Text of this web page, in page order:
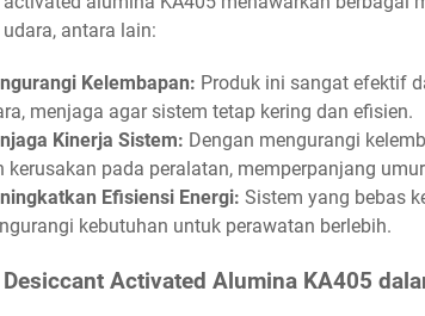
antara lain:
Kelembapan: Produk ini sangat efektif
menjaga agar sistem tetap kering dan efisien.
Kinerja Sistem: Dengan mengurangi
kerusakan pada peralatan, memperpanjang
Efisiensi Energi: Sistem yang bebas
kebutuhan untuk perawatan berlebih.
Activated Alumina KA405